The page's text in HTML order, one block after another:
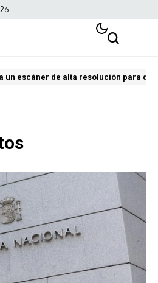
un escáner de alta resolución para